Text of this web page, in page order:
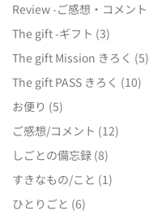
Review -ご感想・コメント
The gift -ギフト (3)
The gift Mission きろく (5)
The gift PASS きろく (10)
お便り (5)
ご感想/コメント (12)
しごとの備忘録 (8)
すきなもの/こと (1)
ひとりごと (6)